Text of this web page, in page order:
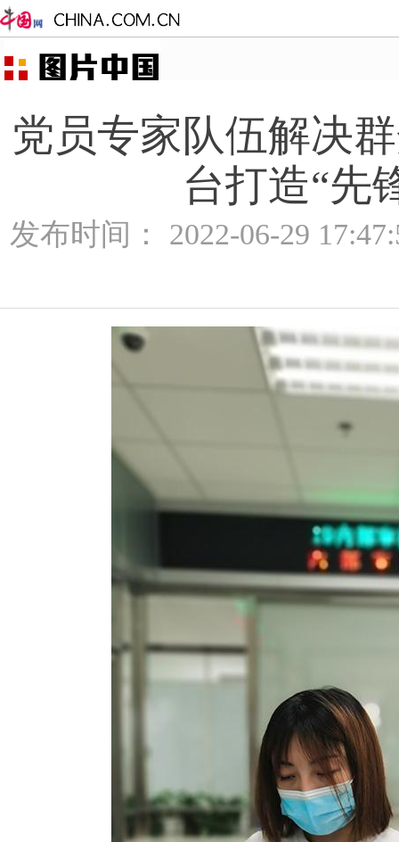
党员专家队伍解决
台打造“先
发布时间： 2022-06-29